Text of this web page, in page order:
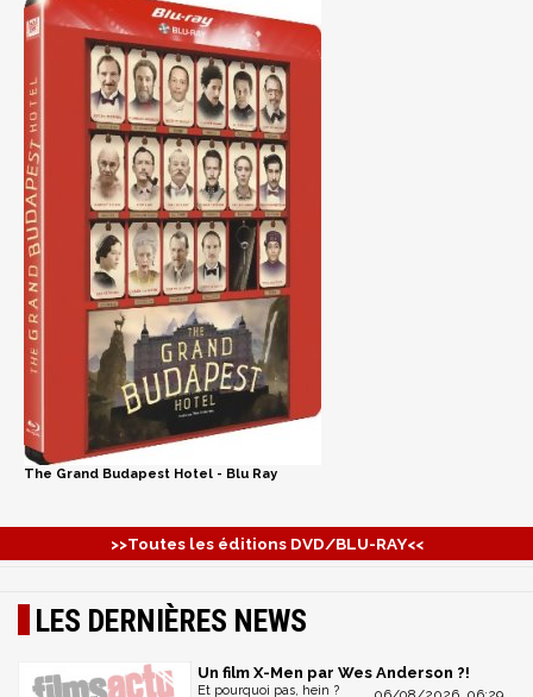
The Grand Budapest Hotel - Blu Ray
>>Toutes les éditions DVD/BLU-RAY<<
LES DERNIÈRES NEWS
Un film X-Men par Wes Anderson ?!
Et pourquoi pas, hein ?